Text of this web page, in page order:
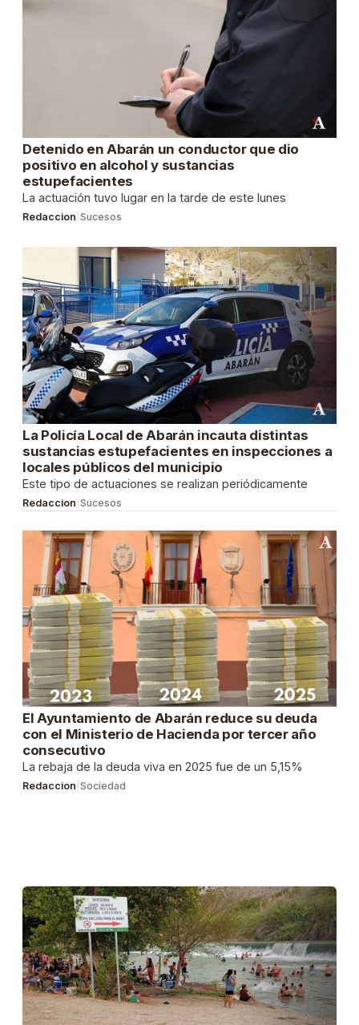
Detenido en Abarán un conductor que dio
positivo en alcohol y sustancias
estupefacientes
La actuación tuvo lugar en la tarde de este lunes
Redaccion Sucesos
La Policía Local de Abarán incauta distintas
sustancias estupefacientes en inspecciones a
locales públicos del municipio
Este tipo de actuaciones se realizan periódicamente
Redaccion Sucesos
El Ayuntamiento de Abarán reduce su deuda
con el Ministerio de Hacienda por tercer año
consecutivo
La rebaja de la deuda viva en 2025 fue de un 5,15%
Redaccion Sociedad